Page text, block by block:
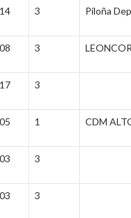
3 Piloña
3
3
1 CDM
3
3